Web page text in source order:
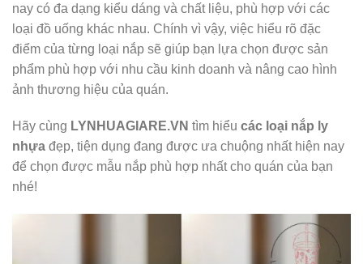
nay có đa dạng kiểu dáng và chất liệu, phù hợp với các
loại đồ uống khác nhau. Chính vì vậy, việc hiểu rõ đặc
điểm của từng loại nắp sẽ giúp bạn lựa chọn được sản
phẩm phù hợp với nhu cầu kinh doanh và nâng cao hình
ảnh thương hiệu của quán.
Hãy cùng LYNHUAGIARE.VN tìm hiểu các loại nắp ly
nhựa đẹp, tiện dụng đang được ưa chuộng nhất hiện nay
để chọn được mẫu nắp phù hợp nhất cho quán của bạn
nhé!